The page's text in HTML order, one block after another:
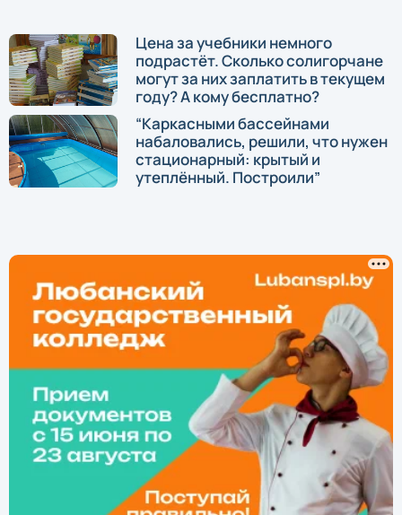
Цена за учебники немного
подрастёт. Сколько солигорчане
могут за них заплатить в текущем
году? А кому бесплатно?
“Каркасными бассейнами
набаловались, решили, что нужен
стационарный: крытый и
утеплённый. Построили”